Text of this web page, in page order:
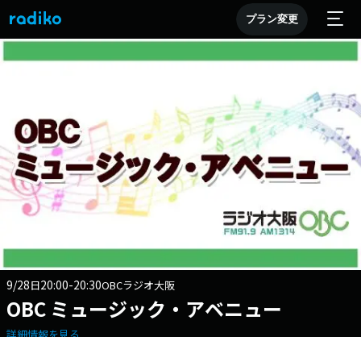
プラン変更
9/28日20:00-20:30OBCラジオ大阪
OBC ミュージック・アベニュー